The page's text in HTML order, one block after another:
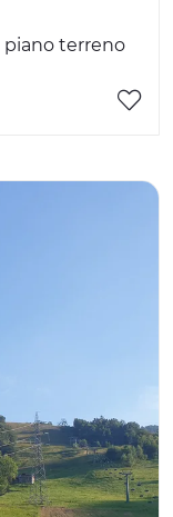
piano terreno